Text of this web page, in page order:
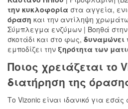
την κυκλοφορία στα αγγεία,
όραση και την αντίληψη
Σύμπλεγμα ενζύμων | Βοηθά
σκοτάδι και στο φως, δυναμώνει
εμποδίζει την ξηρότητα των
Ποιος χρειάζεται το
διατήρηση της
Το Vizonic είναι ιδανικό για εσάς